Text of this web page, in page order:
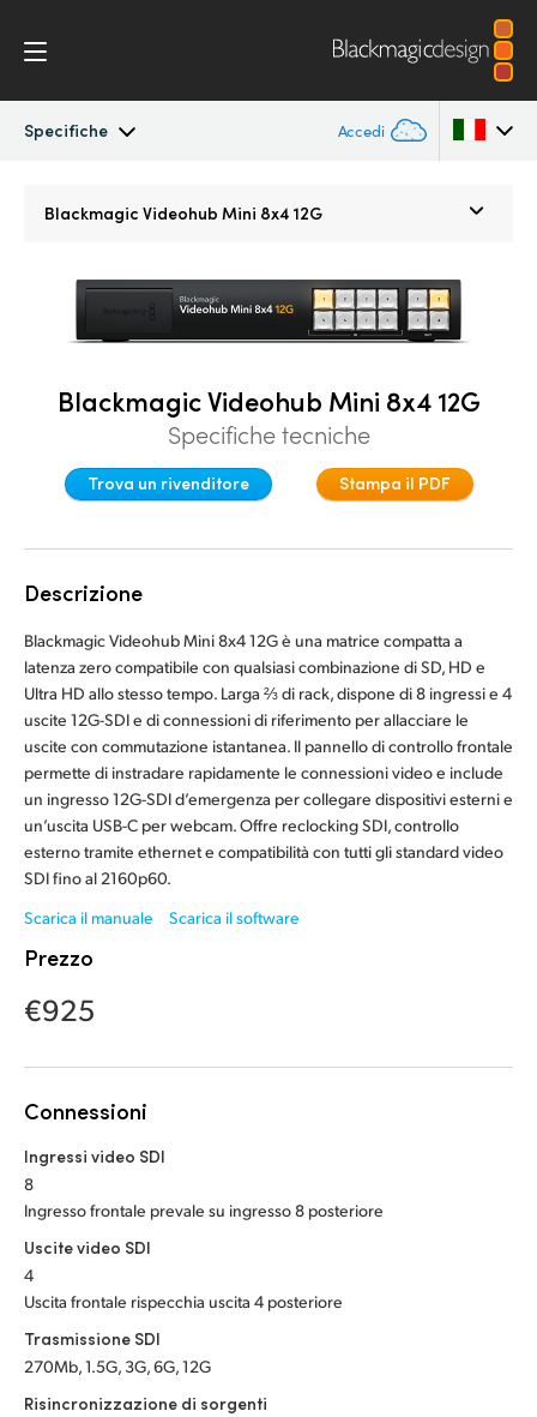
Specifiche Accedi
Canada
Denmark
Germany
Hong Kong SAR, China
India
Italia
Japan
Korea
Malaysia
Singapore
Blackmagic Videohub Mini 8x4 12G
Blackmagic Videohub Mini 8x4 12G
Specifiche tecniche
Trova un rivenditore Stampa il PDF
Descrizione
Blackmagic Videohub Mini 8x4 12G è una matrice compatta a
latenza zero compatibile con qualsiasi combinazione di SD, HD e
Ultra HD allo stesso tempo. Larga ⅔ di rack, dispone di 8 ingressi e 4
uscite 12G-SDI e di connessioni di riferimento per allacciare le
uscite con commutazione istantanea. Il pannello di controllo frontale
permette di instradare rapidamente le connessioni video e include
un ingresso 12G-SDI d’emergenza per collegare dispositivi esterni e
un’uscita USB-C per webcam. Offre reclocking SDI, controllo
esterno tramite ethernet e compatibilità con tutti gli standard video
SDI fino al 2160p60.
Scarica il manuale
Scarica il software
Prezzo
€925
Connessioni
Ingressi video SDI
8
Ingresso frontale prevale su ingresso 8 posteriore
Uscite video SDI
4
Uscita frontale rispecchia uscita 4 posteriore
Trasmissione SDI
270Mb, 1.5G, 3G, 6G, 12G
Risincronizzazione di sorgenti